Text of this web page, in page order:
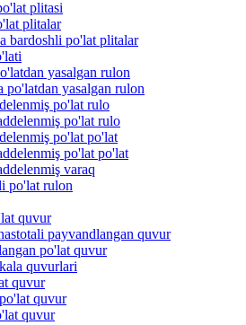
plitasi
plitalar
bardoshli po'lat plitalar
yasalgan rulon
po'latdan yasalgan rulon
po'lat rulo
po'lat rulo
po'lat po'lat
po'lat po'lat
varaq
po'lat rulon
quvur
payvandlangan quvur
po'lat quvur
quvurlari
quvur
quvur
quvur